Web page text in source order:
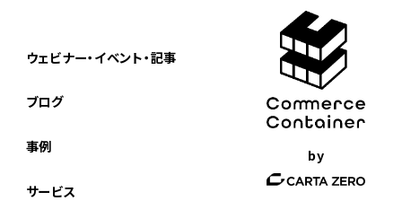
by
ウェビナー・イベント・記事
ブログ
事例
サービス